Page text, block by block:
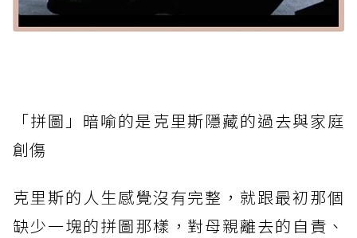
「拼圖」暗喻的是克里斯隱藏的過去與家庭
創傷
克里斯的人生感覺沒有完整，就跟最初那個
缺少一塊的拼圖那樣，對母親離去的自責、